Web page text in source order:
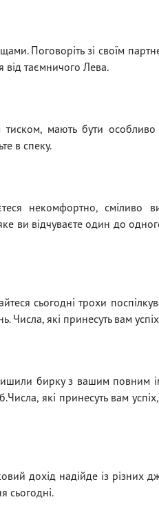
Поговоріть зі своїм
від таємничого Лева.
мають бути
в спеку.
некомфортно, сміливо
ви відчуваєте один до
сьогодні трохи
Числа, які принесуть вам
бирку з вашим повним
які принесуть вам
дохід надійде із різних
сьогодні.